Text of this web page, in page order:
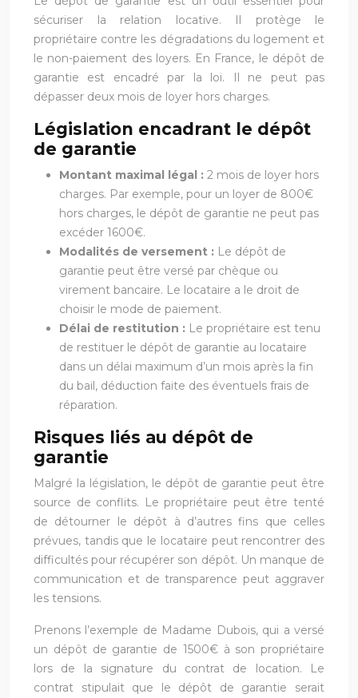
sécuriser la relation locative. Il protège le
propriétaire contre les dégradations du logement et
le non-paiement des loyers. En France, le dépôt de
garantie est encadré par la loi. Il ne peut pas
dépasser deux mois de loyer hors charges.
Législation encadrant le dépôt
de garantie
Montant maximal légal : 2 mois de loyer hors
charges. Par exemple, pour un loyer de 800€
hors charges, le dépôt de garantie ne peut pas
excéder 1600€.
Modalités de versement : Le dépôt de
garantie peut être versé par chèque ou
virement bancaire. Le locataire a le droit de
choisir le mode de paiement.
Délai de restitution : Le propriétaire est tenu
de restituer le dépôt de garantie au locataire
dans un délai maximum d’un mois après la fin
du bail, déduction faite des éventuels frais de
réparation.
Risques liés au dépôt de
garantie
Malgré la législation, le dépôt de garantie peut être
source de conflits. Le propriétaire peut être tenté
de détourner le dépôt à d’autres fins que celles
prévues, tandis que le locataire peut rencontrer des
difficultés pour récupérer son dépôt. Un manque de
communication et de transparence peut aggraver
les tensions.
Prenons l’exemple de Madame Dubois, qui a versé
un dépôt de garantie de 1500€ à son propriétaire
lors de la signature du contrat de location. Le
contrat stipulait que le dépôt de garantie serait